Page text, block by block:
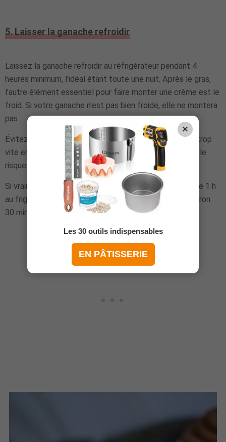
5. Laisser la ganache refroidir
Laissez la ganache refroidir au réfrigérateur pendant 4
heures minimum, l'idéal étant toute une nuit. Après le gras,
l'autre élément essentiel pour faire monter une crème est le
froid. Si votre ganache n'est pas bien froide, elle ne montera
pas.
Évitez de la placer ua congélateur, car elle refroidirait trop
vite et cela changerait sa consistance. Vous prendriez le
risque de trancher votre ganache.
Si vraiment vous n'avez pas le temps, placez la ganache 1 h
au frigo avant de la transférer au congélateur pour environ
30 minutes.
×
Les 30 outils indispensables
EN PÂTISSERIE